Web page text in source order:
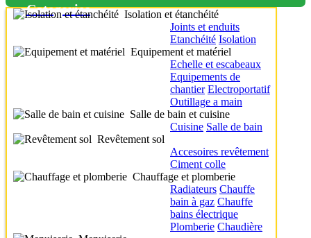
Categories
Isolation et étanchéité
Joints et enduits
Etanchéité Isolation
Equipement et matériel
Echelle et escabeaux
Equipements de
chantier Electroportatif
Outillage a main
Salle de bain et cuisine
Cuisine Salle de bain
Revêtement sol
Accesoires revêtement
Ciment colle
Chauffage et plomberie
Radiateurs Chauffe
bain à gaz Chauffe
bains électrique
Plomberie Chaudière